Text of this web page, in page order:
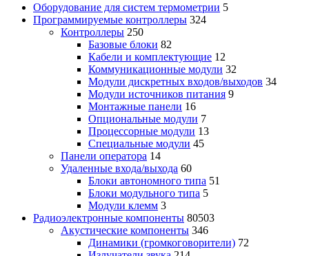
Оборудование для систем термометрии 5
Программируемые контроллеры 324
Контроллеры 250
Базовые блоки 82
Кабели и комплектующие 12
Коммуникационные модули 32
Модули дискретных входов/выходов 34
Модули источников питания 9
Монтажные панели 16
Опциональные модули 7
Процессорные модули 13
Специальные модули 45
Панели оператора 14
Удаленные входа/выхода 60
Блоки автономного типа 51
Блоки модульного типа 5
Модули клемм 3
Радиоэлектронные компоненты 80503
Акустические компоненты 346
Динамики (громкоговорители) 72